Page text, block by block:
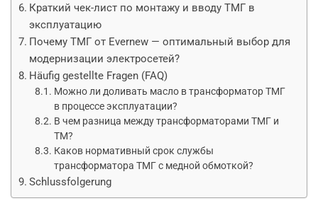
Краткий чек-лист по монтажу и вводу ТМГ в
эксплуатацию
Почему ТМГ от Evernew — оптимальный выбор для
модернизации электросетей?
Häufig gestellte Fragen (FAQ)
Можно ли доливать масло в трансформатор ТМГ
в процессе эксплуатации?
В чем разница между трансформаторами ТМГ и
ТМ?
Каков нормативный срок службы
трансформатора ТМГ с медной обмоткой?
Schlussfolgerung